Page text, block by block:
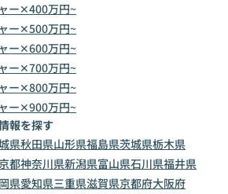
ー✕400万円~
ー✕500万円~
ー✕600万円~
ー✕700万円~
ー✕800万円~
ー✕900万円~
報を探す
県秋田県山形県福島県茨城県栃木県
都神奈川県新潟県富山県石川県福井県
県愛知県三重県滋賀県京都府大阪府